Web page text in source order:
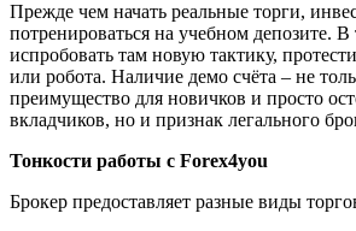
Прежде чем начать реальные торги,
потренироваться на учебном депозите. В
испробовать там новую тактику,
или робота. Наличие демо счёта – не
преимущество для новичков и просто
вкладчиков, но и признак легального
Тонкости работы с Forex4you
Брокер предоставляет разные виды